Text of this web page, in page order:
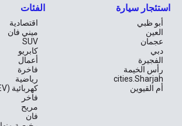
قيادة اقتصادية بأسعار ممتازة
استئجار سيارة
أبو ظبي
العين
عجمان
دبي
الفجيرة
رأس الخيمة
cities.Sharjah
أم القيوين
الفئات
اقتصادية
ميني فان
SUV
كابريو
أعمال
فاخرة
رياضية
كهربائية (EV)
فاخر
مريح
فان